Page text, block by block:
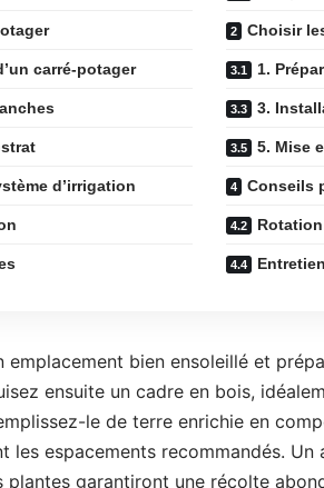
Choisir
carré-potager 1.
3.
5. Mise
d’irrigation Conseils
emplacement bien ensoleillé et
ensuite un cadre en bois,
le de terre enrichie en
les espacements recommandés.
plantes garantiront une récolte